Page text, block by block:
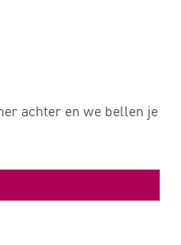
achter en we bellen je